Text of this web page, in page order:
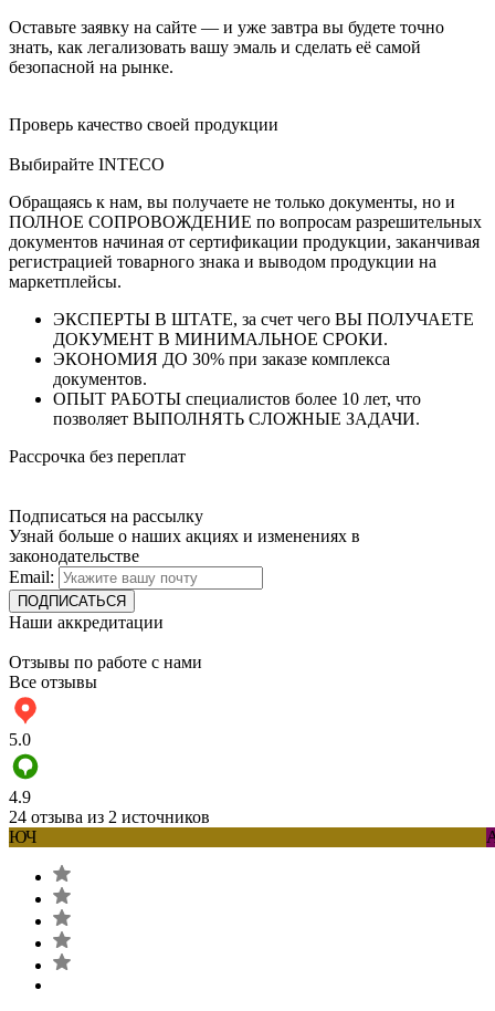
Оставьте заявку на сайте — и уже завтра вы будете точно
знать, как легализовать вашу эмаль и сделать её самой
безопасной на рынке.
Проверь качество своей продукции
Выбирайте INTECO
Обращаясь к нам, вы получаете не только документы, но и
ПОЛНОЕ СОПРОВОЖДЕНИЕ по вопросам разрешительных
документов начиная от сертификации продукции, заканчивая
регистрацией товарного знака и выводом продукции на
маркетплейсы.
ЭКСПЕРТЫ В ШТАТЕ, за счет чего ВЫ ПОЛУЧАЕТЕ
ДОКУМЕНТ В МИНИМАЛЬНОЕ СРОКИ.
ЭКОНОМИЯ ДО 30% при заказе комплекса
документов.
ОПЫТ РАБОТЫ специалистов более 10 лет, что
позволяет ВЫПОЛНЯТЬ СЛОЖНЫЕ ЗАДАЧИ.
Рассрочка без переплат
Подписаться на рассылку
Узнай больше о наших акциях и изменениях в
законодательстве
Email:
Наши аккредитации
Отзывы по работе с нами
Все отзывы
5.0
4.9
24 отзыва из 2 источников
ЮЧ